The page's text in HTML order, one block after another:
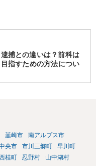
捕との違いは？前科は
指すための方法につい
韮崎市
南アルプス市
央市 市川三郷町
早川町
桂町 忍野村
山中湖村